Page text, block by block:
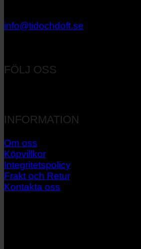
info@tidochdoft.se
FÖLJ OSS
INFORMATION
Om oss
Köpvillkor
Integritetspolicy
Frakt och Retur
Kontakta oss